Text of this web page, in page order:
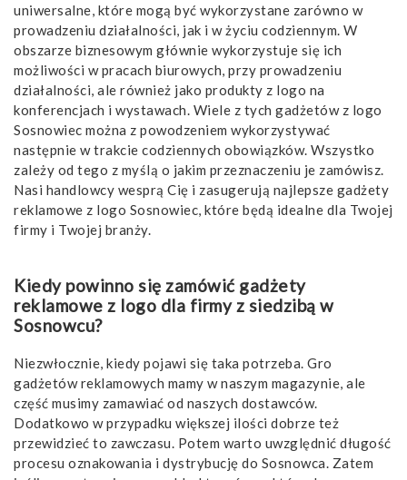
uniwersalne, które mogą być wykorzystane zarówno w
prowadzeniu działalności, jak i w życiu codziennym. W
obszarze biznesowym głównie wykorzystuje się ich
możliwości w pracach biurowych, przy prowadzeniu
działalności, ale również jako produkty z logo na
konferencjach i wystawach. Wiele z tych gadżetów z logo
Sosnowiec można z powodzeniem wykorzystywać
następnie w trakcie codziennych obowiązków. Wszystko
zależy od tego z myślą o jakim przeznaczeniu je zamówisz.
Nasi handlowcy wesprą Cię i zasugerują najlepsze gadżety
reklamowe z logo Sosnowiec, które będą idealne dla Twojej
firmy i Twojej branży.
Kiedy powinno się zamówić gadżety
reklamowe z logo dla firmy z siedzibą w
Sosnowcu?
Niezwłocznie, kiedy pojawi się taka potrzeba. Gro
gadżetów reklamowych mamy w naszym magazynie, ale
część musimy zamawiać od naszych dostawców.
Dodatkowo w przypadku większej ilości dobrze też
przewidzieć to zawczasu. Potem warto uwzględnić długość
procesu oznakowania i dystrybucję do Sosnowca. Zatem